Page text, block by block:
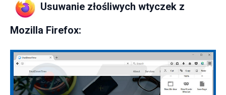
Usuwanie złośliwych wtyczek z
Mozilla Firefox: